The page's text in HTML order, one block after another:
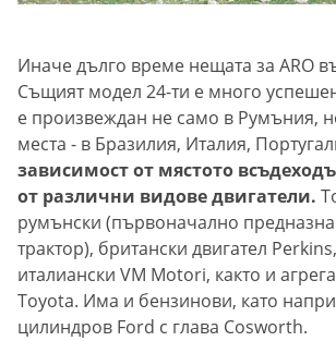
Иначе дълго време нещата за ARO
Същият модел 24-ти е много
е произвеждан не само в Румъния,
места - в Бразилия, Италия,
зависимост от мястото
от различни видове двигатели.
румънски (първоначално
трактор), британски двигател Perkins,
италиански VM Motori, както и
Toyota. Има и бензинови, като
цилиндров Ford с глава Cosworth.